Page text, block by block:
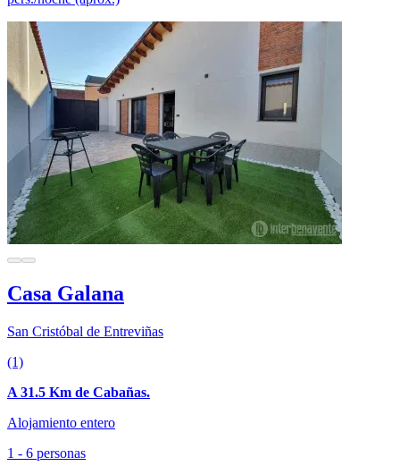
Casa Galana
San Cristóbal de Entreviñas
(1)
A 31.5 Km de Cabañas.
Alojamiento entero
1 - 6 personas